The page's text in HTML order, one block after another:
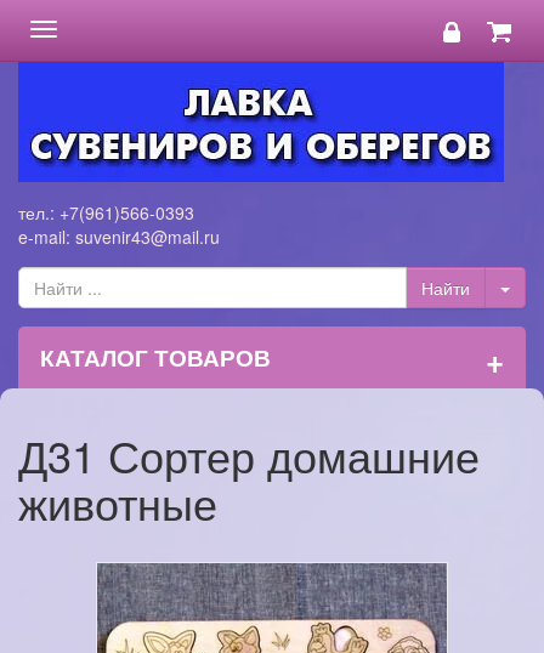
Toggle
navigation
тел.: +7(961)566-0393
e-mail: suvenir43@mail.ru
КАТАЛОГ ТОВАРОВ +
Д31 Сортер домашние
животные